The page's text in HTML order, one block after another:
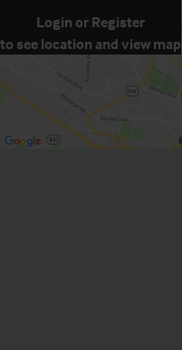
Login or Register
to see location and view map